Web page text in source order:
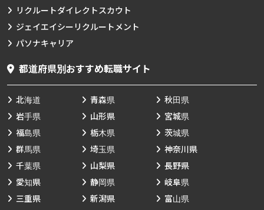
リクルートダイレクトスカウト
ジェイエイシーリクルートメント
パソナキャリア
都道府県別おすすめ転職サイト
北海道 青森県
秋田県
岩手県
山形県
宮城県
福島県
栃木県
茨城県
群馬県
埼玉県
神奈川県
千葉県
山梨県
長野県
愛知県
静岡県
岐阜県
三重県
新潟県
富山県